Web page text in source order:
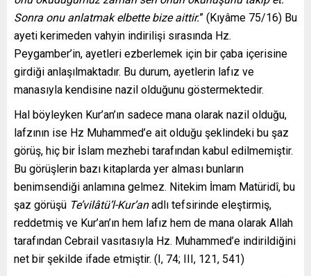
Sonra onu anlatmak elbette bize aittir.” (Kıyâme 75/16) Bu
ayeti kerimeden vahyin indirilişi sırasında Hz.
Peygamber’in, ayetleri ezberlemek için bir çaba içerisine
girdiği anlaşılmaktadır. Bu durum, ayetlerin lafız ve
manasıyla kendisine nazil olduğunu göstermektedir.
Hal böyleyken Kur’an’ın sadece mana olarak nazil olduğu,
lafzının ise Hz Muhammed’e ait olduğu şeklindeki bu şaz
görüş, hiç bir İslam mezhebi tarafından kabul edilmemiştir.
Bu görüşlerin bazı kitaplarda yer alması bunların
benimsendiği anlamına gelmez. Nitekim İmam Matüridî, bu
şaz görüşü Te’vilâtü’l-Kur’anadlı tefsirinde eleştirmiş,
reddetmiş ve Kur’an’ın hem lafız hem de mana olarak Allah
tarafından Cebrail vasıtasıyla Hz. Muhammed’e indirildiğini
net bir şekilde ifade etmiştir. (I, 74; III, 121, 541)